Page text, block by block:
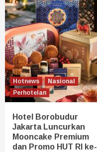
Hotnews
Nasional
Perhotelan
Hotel Borobudur
Jakarta Luncurkan
Mooncake Premium
dan Promo HUT RI ke-